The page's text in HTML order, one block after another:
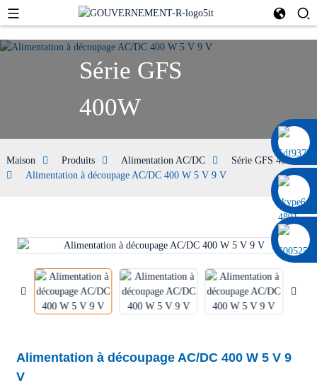
0086 13322920697
Série GFS
400W
Maison Produits Alimentation AC/DC
Série GFS 400W
Alimentation à découpage AC/DC 400 W 5 V 9 V
Alimentation à découpage AC/DC 400 W 5 V 9
V